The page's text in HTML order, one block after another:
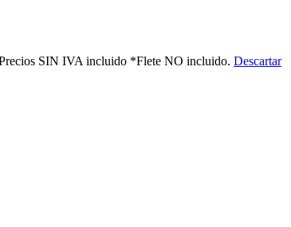
SIN IVA incluido *Flete NO incluido. Descartar